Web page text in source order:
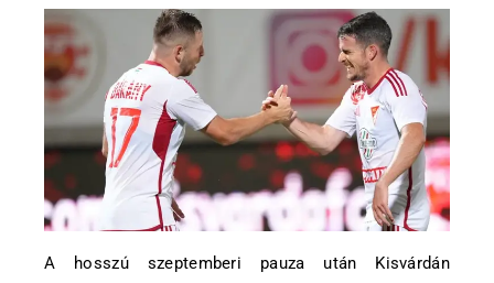
A hosszú szeptemberi pauza után Kisvárdán